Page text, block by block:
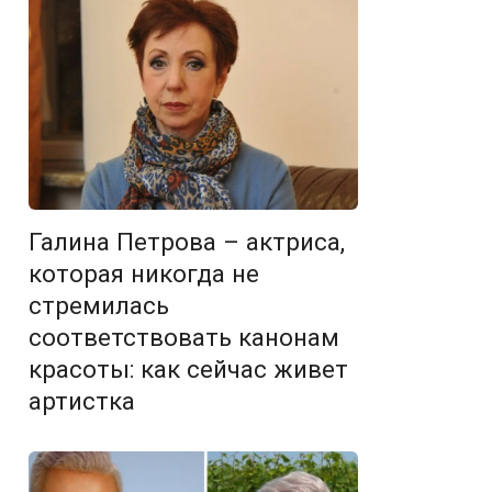
Галина Петрова – актриса,
которая никогда не
стремилась
соответствовать канонам
красоты: как сейчас живет
артистка